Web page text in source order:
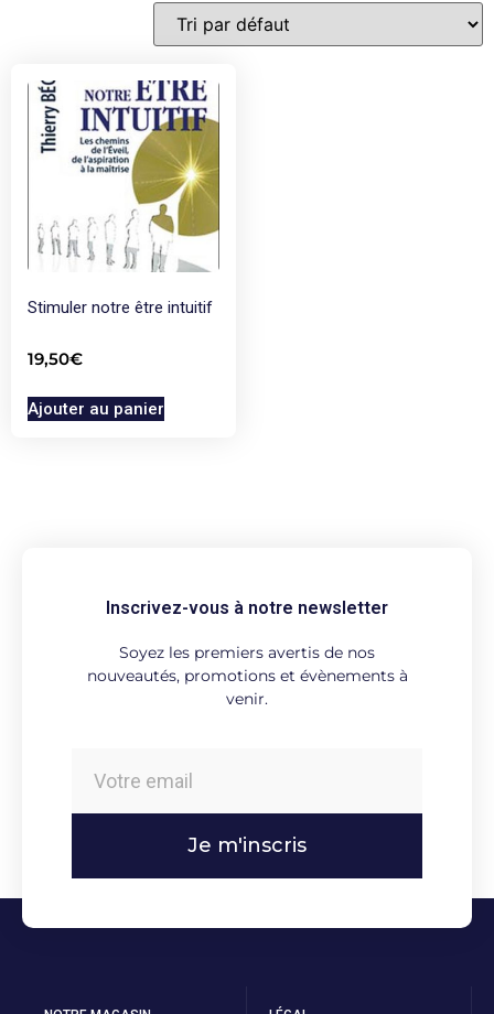
Stimuler notre être intuitif
19,50€
Ajouter au panier
Inscrivez-vous à notre newsletter
Soyez les premiers avertis de nos
nouveautés, promotions et évènements à
venir.
Je m'inscris